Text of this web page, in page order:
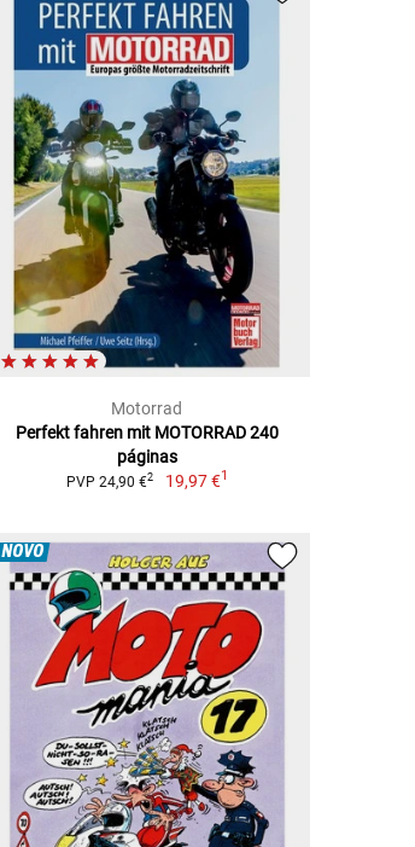
Motorrad
Perfekt fahren mit MOTORRAD 240
páginas
PVP 24,90 €2 19,97 €1
NOVO